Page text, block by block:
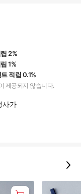
2%
1%
적립 0.1%
제공되지 않습니다.
사가